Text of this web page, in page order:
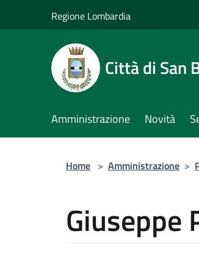
Regione Lombardia
Città di San
Amministrazione Novità
Home > Amministrazione >
Giuseppe